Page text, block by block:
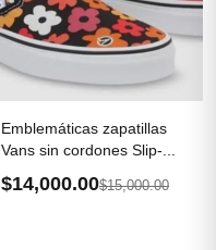
Emblemáticas zapatillas
Vans sin cordones Slip-...
$14,000.00$15,000.00